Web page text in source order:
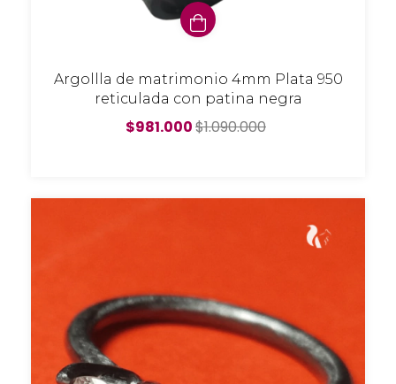
Argollla de matrimonio 4mm Plata 950
reticulada con patina negra
$981.000$1.090.000